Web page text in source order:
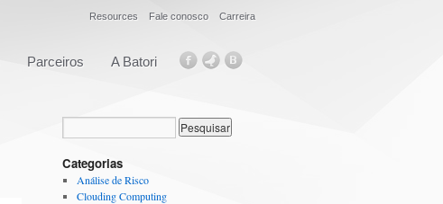
Resources Fale conosco Carreira
Parceiros A Batori
Categorias
Análise de Risco
Clouding Computing